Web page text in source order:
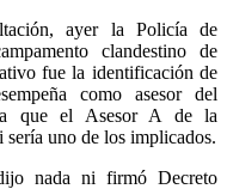
ayer la Policía de
clandestino de
fue la identificación de
como asesor del
que el Asesor A de la
uno de los implicados.
nada ni firmó Decreto